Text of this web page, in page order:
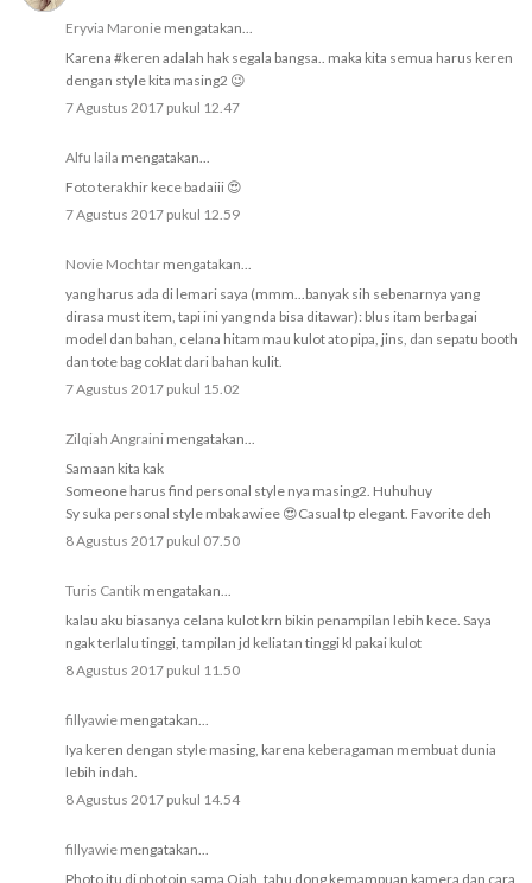
Eryvia Maronie mengatakan...
Karena #keren adalah hak segala bangsa.. maka kita semua harus keren
dengan style kita masing2 😉
7 Agustus 2017 pukul 12.47
Alfu laila mengatakan...
Foto terakhir kece badaiii 😍
7 Agustus 2017 pukul 12.59
Novie Mochtar mengatakan...
yang harus ada di lemari saya (mmm...banyak sih sebenarnya yang
dirasa must item, tapi ini yang nda bisa ditawar): blus itam berbagai
model dan bahan, celana hitam mau kulot ato pipa, jins, dan sepatu booth
dan tote bag coklat dari bahan kulit.
7 Agustus 2017 pukul 15.02
Zilqiah Angraini mengatakan...
Samaan kita kak
Someone harus find personal style nya masing2. Huhuhuy
Sy suka personal style mbak awiee 😍Casual tp elegant. Favorite deh
8 Agustus 2017 pukul 07.50
Turis Cantik mengatakan...
kalau aku biasanya celana kulot krn bikin penampilan lebih kece. Saya
ngak terlalu tinggi, tampilan jd keliatan tinggi kl pakai kulot
8 Agustus 2017 pukul 11.50
fillyawie mengatakan...
Iya keren dengan style masing, karena keberagaman membuat dunia
lebih indah.
8 Agustus 2017 pukul 14.54
fillyawie mengatakan...
Photo itu di photoin sama Qiah, tahu dong kemampuan kamera dan cara